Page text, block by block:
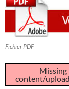
Fichier PDF
content/